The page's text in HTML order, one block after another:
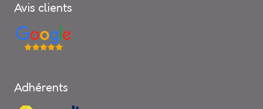
Avis clients
Adhérents